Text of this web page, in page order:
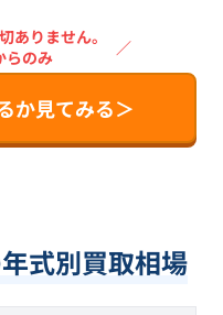
ありません。
らのみ
／
か見てみる＞
式別買取相場